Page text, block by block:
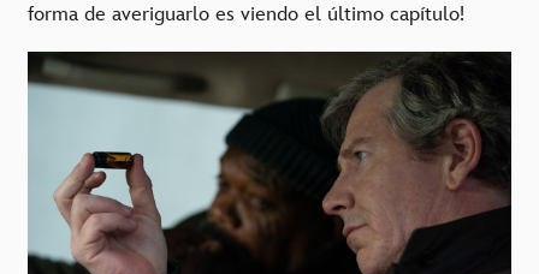
forma de averiguarlo es viendo el último capítulo!